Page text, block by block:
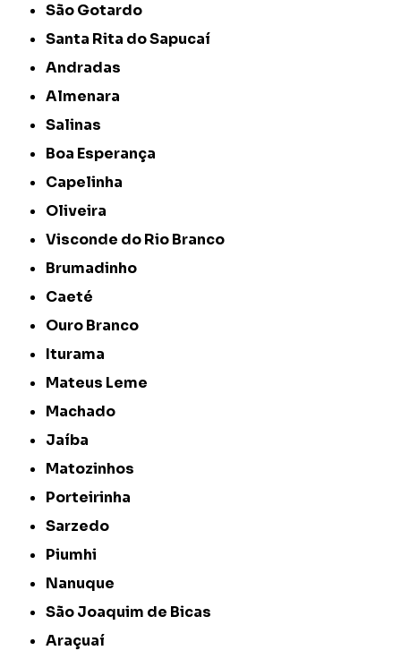
São Gotardo
Santa Rita do Sapucaí
Andradas
Almenara
Salinas
Boa Esperança
Capelinha
Oliveira
Visconde do Rio Branco
Brumadinho
Caeté
Ouro Branco
Iturama
Mateus Leme
Machado
Jaíba
Matozinhos
Porteirinha
Sarzedo
Piumhi
Nanuque
São Joaquim de Bicas
Araçuaí